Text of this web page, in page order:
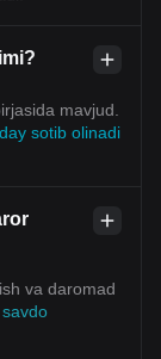
mavjud.
sotib olinadi
va daromad